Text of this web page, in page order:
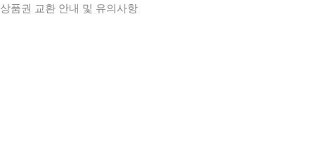
상품권 교환 안내 및 유의사항